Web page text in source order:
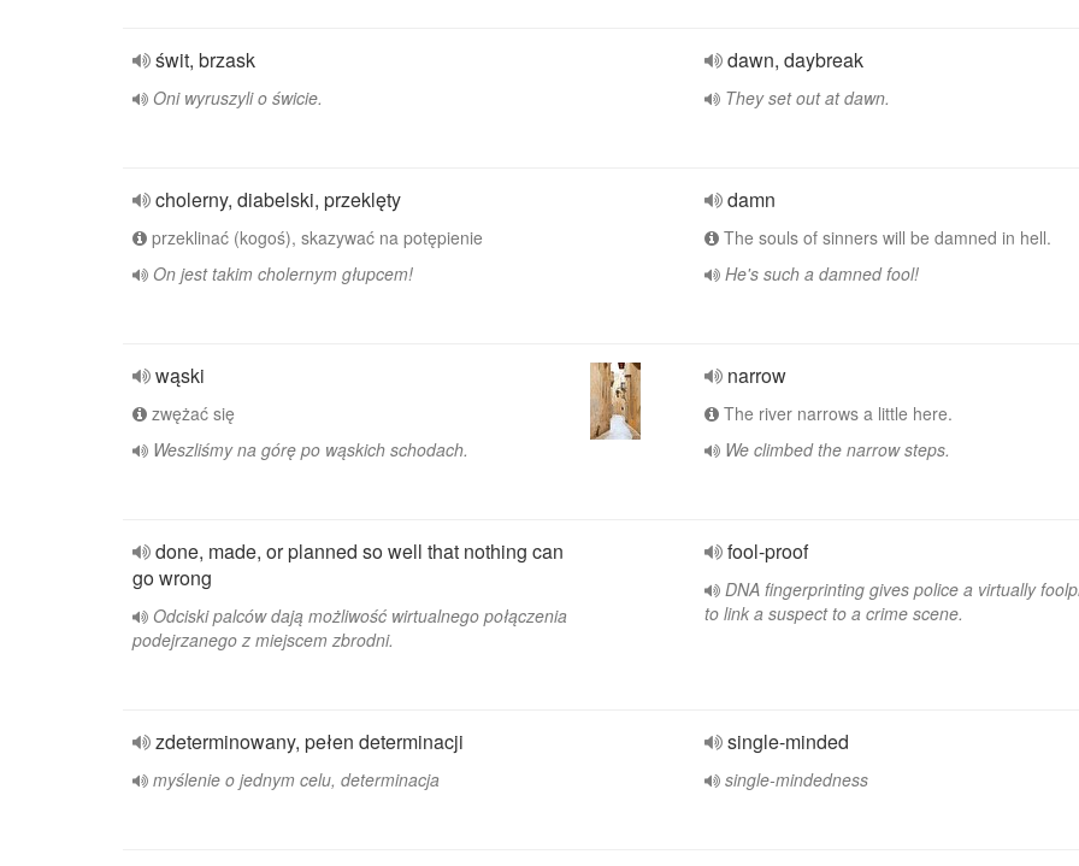
świt, brzask
Oni wyruszyli o świcie.
dawn, daybreak
They set out at dawn.
cholerny, diabelski, przeklęty
przeklinać (kogoś), skazywać na potępienie
On jest takim cholernym głupcem!
damn
The souls of sinners will be damned in hell.
He's such a damned fool!
wąski
zwężać się
Weszliśmy na górę po wąskich schodach.
narrow
The river narrows a little here.
We climbed the narrow steps.
done, made, or planned so well that nothing can
go wrong
Odciski palców dają możliwość wirtualnego połączenia
podejrzanego z miejscem zbrodni.
fool-proof
DNA fingerprinting gives police a virtually
to link a suspect to a crime scene.
zdeterminowany, pełen determinacji
myślenie o jednym celu, determinacja
single-minded
single-mindedness